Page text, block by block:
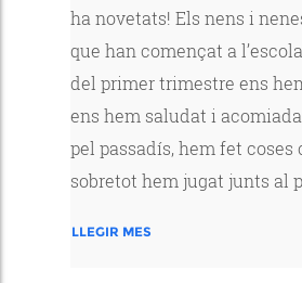
ha novetats! Els nens i
que han començat a
del primer trimestre ens
ens hem saludat i
pel passadís, hem fet
sobretot hem jugat junts al
LLEGIR MES